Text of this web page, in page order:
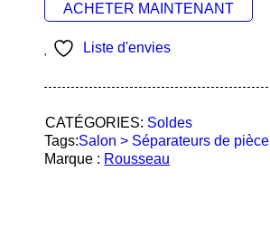
ACHETER MAINTENANT
Liste d'envies
CATÉGORIES: Soldes
Tags:Salon > Séparateurs de pièce
Marque : Rousseau